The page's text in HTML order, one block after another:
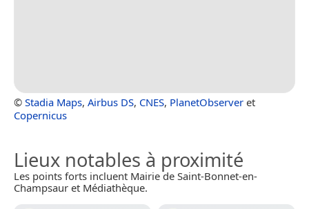
© Stadia Maps, Airbus DS, CNES, PlanetObserver et
Copernicus
Lieux notables à proximité
Les points forts incluent Mairie de Saint-Bonnet-en-
Champsaur et Médiathèque.